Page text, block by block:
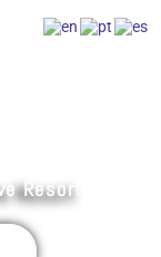
Resort